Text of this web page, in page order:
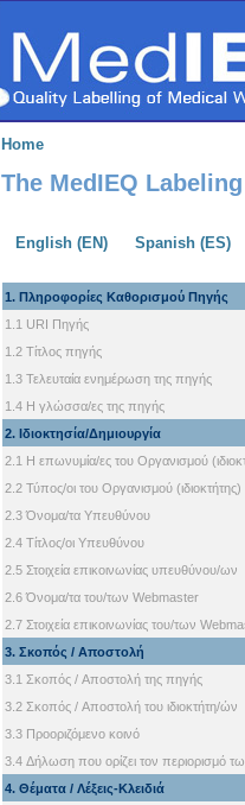
Home
The MedIEQ
English (EN) Spanish (ES)
1. Πληροφορίες Καθορισμού Πηγής
1.1 URI Πηγής
1.2 Τίτλος πηγής
1.3 Τελευταία ενημέρωση της πηγής
1.4 Η γλώσσα/ες της πηγής
2. Ιδιοκτησία/Δημιουργία
2.1 Η επωνυμία/ες του Οργανισμού
2.2 Τύπος/οι του Οργανισμού (ιδιοκτήτης)
2.3 Όνομα/τα Υπευθύνου
2.4 Τίτλος/οι Υπευθύνου
2.5 Στοιχεία επικοινωνίας υπευθύνου/ων
2.6 Όνομα/τα του/των Webmaster
2.7 Στοιχεία επικοινωνίας του/των
3. Σκοπός / Αποστολή
3.1 Σκοπός / Αποστολή της πηγής
3.2 Σκοπός / Αποστολή του ιδιοκτήτη/ών
3.3 Προοριζόμενο κοινό
3.4 Δήλωση που ορίζει τον περιορισμό
4. Θέματα / Λέξεις-Κλειδιά